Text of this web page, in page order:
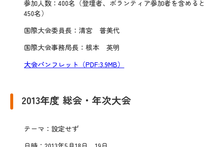
参加人数：400名（登壇者、ボランティア参加者を含めると
450名）
国際大会委員長：清宮 普美代
国際大会事務局長：根本 英明
大会パンフレット（PDF:3.9MB）
2013年度 総会・年次大会
テーマ：設定せず